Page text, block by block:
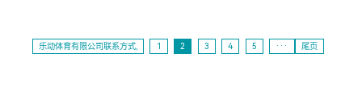
乐动体育有限公司联系方式, 1 2 3 4 5 ··· 尾页